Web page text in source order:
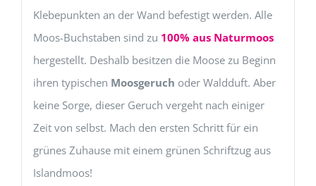
Klebepunkten an der Wand befestigt werden. Alle
Moos-Buchstaben sind zu 100% aus Naturmoos
hergestellt. Deshalb besitzen die Moose zu Beginn
ihren typischen Moosgeruch oder Waldduft. Aber
keine Sorge, dieser Geruch vergeht nach einiger
Zeit von selbst. Mach den ersten Schritt für ein
grünes Zuhause mit einem grünen Schriftzug aus
Islandmoos!